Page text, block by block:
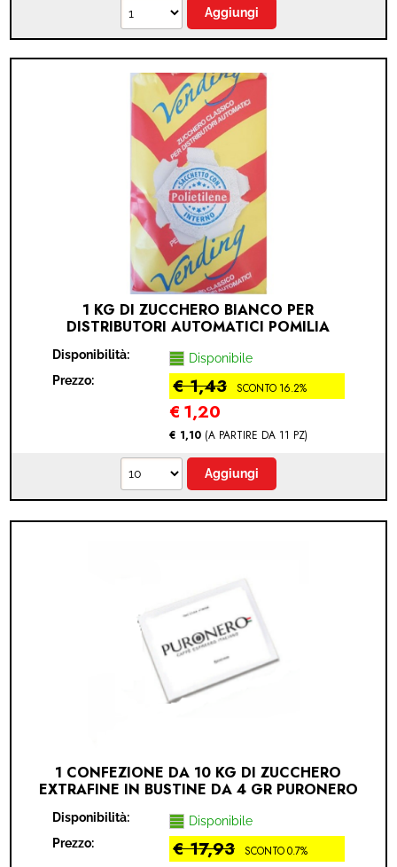
1 KG DI ZUCCHERO BIANCO PER
DISTRIBUTORI AUTOMATICI POMILIA
Disponibilità:
Disponibile
Prezzo:
€ 1,43 SCONTO 16.2%
€ 1,20
€ 1,10 (A PARTIRE DA 11 PZ)
1 CONFEZIONE DA 10 KG DI ZUCCHERO
EXTRAFINE IN BUSTINE DA 4 GR PURONERO
Disponibilità:
Disponibile
Prezzo:
€ 17,93 SCONTO 0.7%